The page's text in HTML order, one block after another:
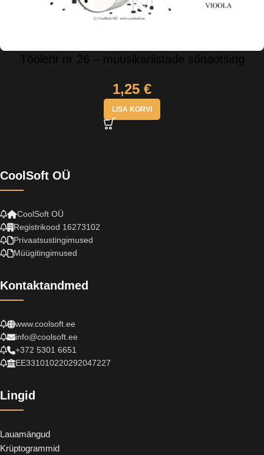
Tööleht nr 26 – muusikariistade sõnaotsing
1,25 €
LISA KORVI
CoolSoft OÜ
CoolSoft OÜ
Registrikood 16273102
Privaatsustingimused
Müügitingimused
Kontaktandmed
www.coolsoft.ee
info@coolsoft.ee
+372 5301 6651
EE331010220292047227
Lingid
Lauamängud
Krüptogrammid